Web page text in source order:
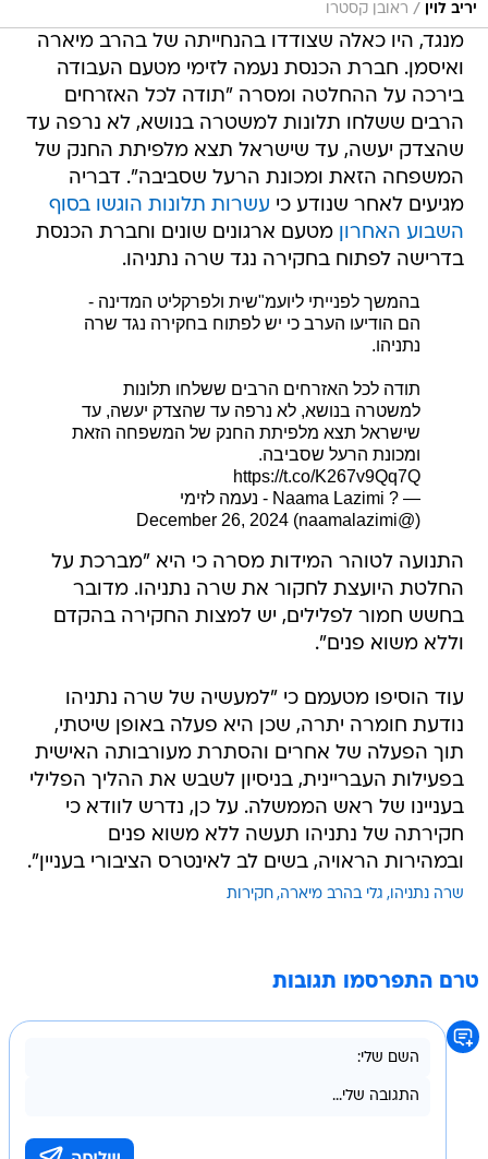
יריב לוין
/ ראובן קסטרו
מנגד, היו כאלה שצודדו בהנחייתה של בהרב מיארה
ואיסמן. חברת הכנסת נעמה לזימי מטעם העבודה
בירכה על ההחלטה ומסרה "תודה לכל האזרחים
הרבים ששלחו תלונות למשטרה בנושא, לא נרפה עד
שהצדק יעשה, עד שישראל תצא מלפיתת החנק של
המשפחה הזאת ומכונת הרעל שסביבה". דבריה
מגיעים לאחר שנודע כי עשרות תלונות הוגשו בסוף
השבוע האחרון מטעם ארגונים שונים וחברת הכנסת
בדרישה לפתוח בחקירה נגד שרה נתניהו.
בהמשך לפנייתי ליועמ"שית ולפרקליט המדינה -
הם הודיעו הערב כי יש לפתוח בחקירה נגד שרה
נתניהו.
תודה לכל האזרחים הרבים ששלחו תלונות
למשטרה בנושא, לא נרפה עד שהצדק יעשה, עד
שישראל תצא מלפיתת החנק של המשפחה הזאת
ומכונת הרעל שסביבה.
https://t.co/K267v9Qq7Q
— ? Naama Lazimi - נעמה לזימי
(@naamalazimi)
December 26, 2024
התנועה לטוהר המידות מסרה כי היא "מברכת על
החלטת היועצת לחקור את שרה נתניהו. מדובר
בחשש חמור לפלילים, יש למצות החקירה בהקדם
וללא משוא פנים".
עוד הוסיפו מטעמם כי "למעשיה של שרה נתניהו
נודעת חומרה יתרה, שכן היא פעלה באופן שיטתי,
תוך הפעלה של אחרים והסתרת מעורבותה האישית
בפעילות העבריינית, בניסיון לשבש את ההליך הפלילי
בעניינו של ראש הממשלה. על כן, נדרש לוודא כי
חקירתה של נתניהו תעשה ללא משוא פנים
ובמהירות הראויה, בשים לב לאינטרס הציבורי בעניין".
שרה נתניהו גלי בהרב מיארה חקירות
טרם התפרסמו תגובות